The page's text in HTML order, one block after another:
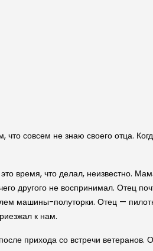
совсем не знаю своего отца.
время, что делал, неизвестно.
другого не воспринимал. Отец
машины-полуторки. Отец —
к нам.
прихода со встречи